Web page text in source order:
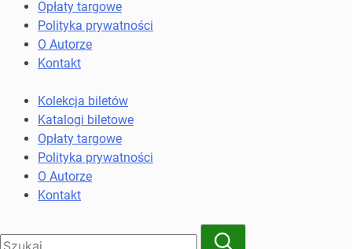
komunikacji
miejskiej
kolejowych
Opłaty targowe
Polityka prywatności
O Autorze
Kontakt
Kolekcja biletów
Katalogi biletowe
Opłaty targowe
Polityka prywatności
O Autorze
Kontakt
Close
Search